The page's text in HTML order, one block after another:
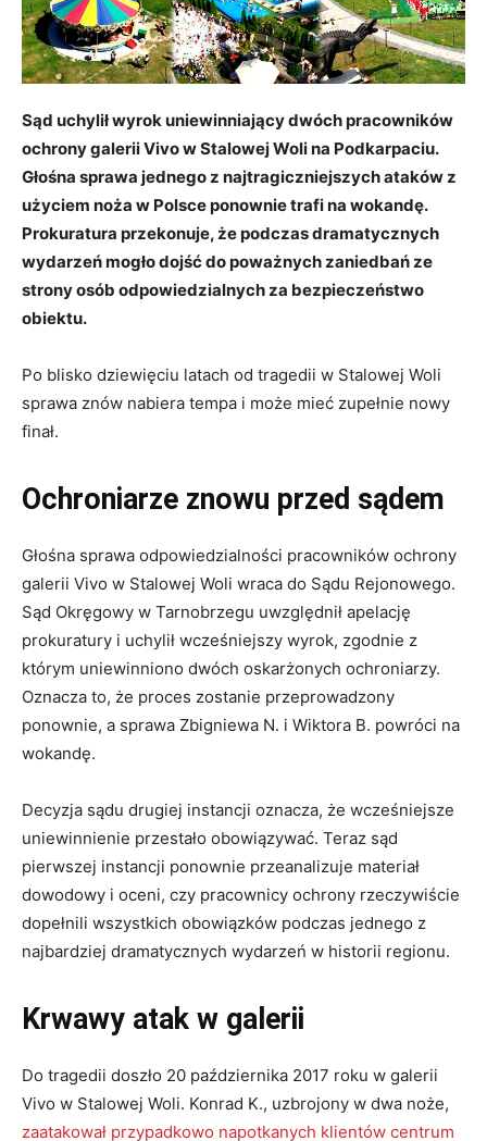
Sąd uchylił wyrok uniewinniający dwóch pracowników
ochrony galerii Vivo w Stalowej Woli na Podkarpaciu.
Głośna sprawa jednego z najtragiczniejszych ataków z
użyciem noża w Polsce ponownie trafi na wokandę.
Prokuratura przekonuje, że podczas dramatycznych
wydarzeń mogło dojść do poważnych zaniedbań ze
strony osób odpowiedzialnych za bezpieczeństwo
obiektu.
Po blisko dziewięciu latach od tragedii w Stalowej Woli
sprawa znów nabiera tempa i może mieć zupełnie nowy
finał.
Ochroniarze znowu przed sądem
Głośna sprawa odpowiedzialności pracowników ochrony
galerii Vivo w Stalowej Woli wraca do Sądu Rejonowego.
Sąd Okręgowy w Tarnobrzegu uwzględnił apelację
prokuratury i uchylił wcześniejszy wyrok, zgodnie z
którym uniewinniono dwóch oskarżonych ochroniarzy.
Oznacza to, że proces zostanie przeprowadzony
ponownie, a sprawa Zbigniewa N. i Wiktora B. powróci na
wokandę.
Decyzja sądu drugiej instancji oznacza, że wcześniejsze
uniewinnienie przestało obowiązywać. Teraz sąd
pierwszej instancji ponownie przeanalizuje materiał
dowodowy i oceni, czy pracownicy ochrony rzeczywiście
dopełnili wszystkich obowiązków podczas jednego z
najbardziej dramatycznych wydarzeń w historii regionu.
Krwawy atak w galerii
Do tragedii doszło 20 października 2017 roku w galerii
Vivo w Stalowej Woli. Konrad K., uzbrojony w dwa noże,
zaatakował przypadkowo napotkanych klientów centrum